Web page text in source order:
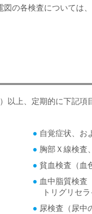
の各検査については
上、定期的に下記
自覚症状、お
胸部Ｘ線検査
貧血検査（血
血中脂質検査
トリグリセラ
尿検査（尿中